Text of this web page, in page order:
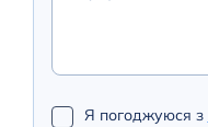
Я погоджуюся з